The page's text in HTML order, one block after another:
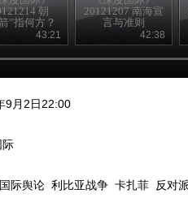
朝
”指何方？
43:21
20121207 南海宣
言与准则
42:38
9月2日22:00
际
国际舆论 利比亚战争 卡扎菲 反对派